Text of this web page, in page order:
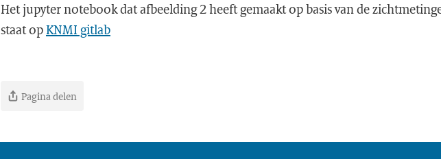
Het jupyter notebook dat afbeelding 2 heeft gemaakt op basis van de
staat opKNMI gitlab
Pagina delen